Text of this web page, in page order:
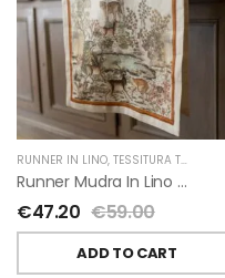
RUNNER IN LINO, TESSITURA TOSCANA TELERIE
Runner Mudra In Lino Di Tessitura Toscana Telerie
€47.20 €59.00
ADD TO CART